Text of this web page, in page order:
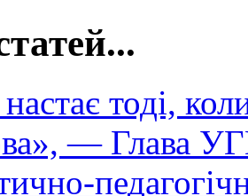
тоді,
— Глава